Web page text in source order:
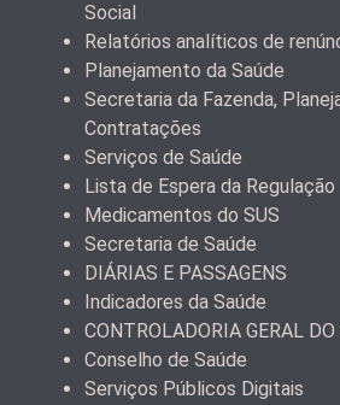
Social
Relatórios analíticos de
Planejamento da Saúde
Secretaria da Fazenda,
Contratações
Serviços de Saúde
Lista de Espera da Regulação
Medicamentos do SUS
Secretaria de Saúde
DIÁRIAS E PASSAGENS
Indicadores da Saúde
CONTROLADORIA GERAL
Conselho de Saúde
Serviços Públicos Digitais